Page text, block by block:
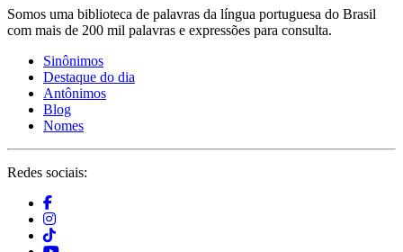
Somos uma biblioteca de palavras da língua portuguesa do Brasil
com mais de 200 mil palavras e expressões para consulta.
Sinônimos
Destaque do dia
Antônimos
Blog
Nomes
Redes sociais: